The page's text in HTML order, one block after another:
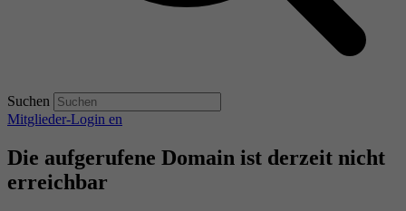
Suchen
Mitglieder-Login en
Die aufgerufene Domain ist derzeit nicht
erreichbar